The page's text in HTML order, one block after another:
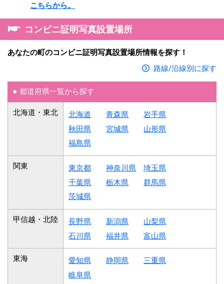
こちらから。
コンビニ証明写真設置場所
あなたの町のコンビニ証明写真設置場所情報を探す！
路線/沿線別に探す
都道府県一覧から探す
北海道・東北 北海道 青森県
岩手県
秋田県
宮城県
山形県
福島県
関東 東京都 神奈川県
埼玉県
千葉県
栃木県
群馬県
茨城県
甲信越・北陸 長野県 新潟県
山梨県
石川県
福井県 富山県
東海 愛知県 静岡県
三重県
岐阜県